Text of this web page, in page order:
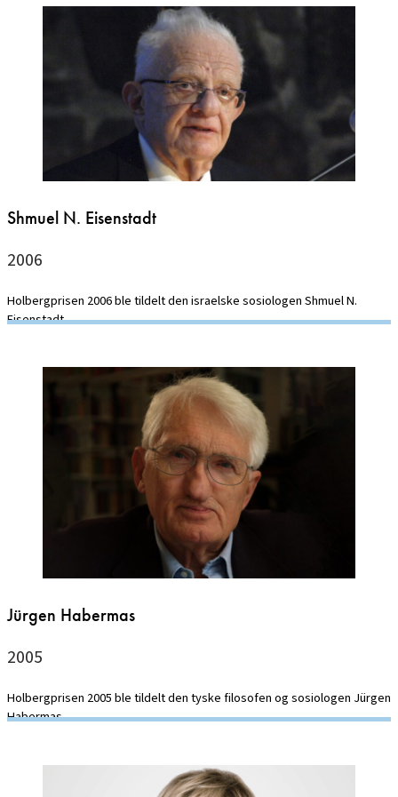
Shmuel N. Eisenstadt
2006
Holbergprisen 2006 ble tildelt den israelske sosiologen Shmuel N.
Eisenstadt.
Jürgen Habermas
2005
Holbergprisen 2005 ble tildelt den tyske filosofen og sosiologen Jürgen
Habermas.